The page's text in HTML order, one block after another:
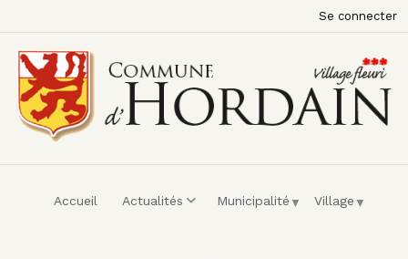
Menu du compte de l'utilisateur
Se connecter
Accueil Actualités Municipalité Village